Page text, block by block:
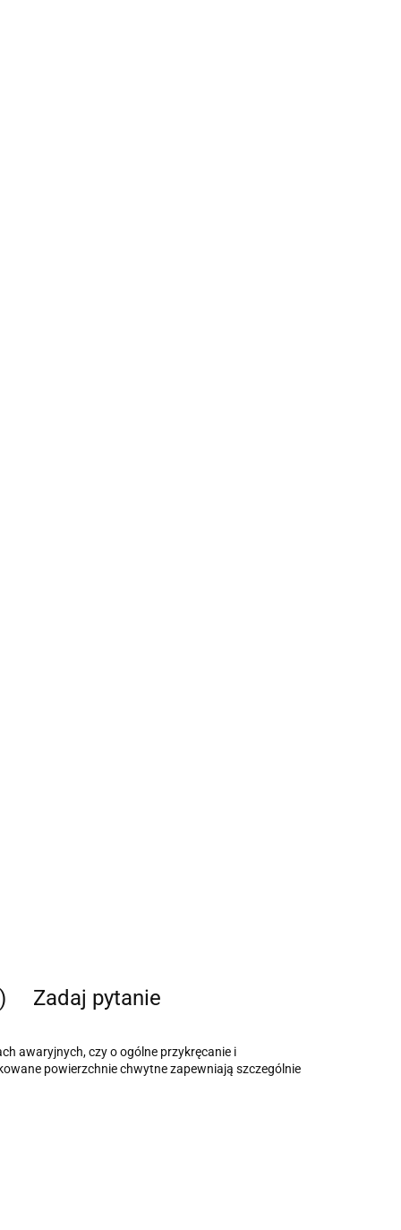
Zadaj pytanie
awaryjnych, czy o ogólne przykręcanie i
powierzchnie chwytne zapewniają szczególnie